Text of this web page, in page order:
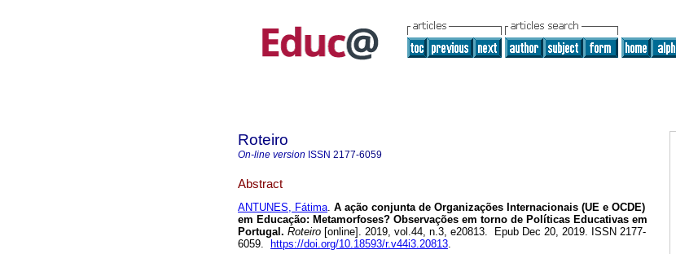
Roteiro
On-line version ISSN 2177-6059
Abstract
ANTUNES, Fátima. A ação conjunta de Organizações Internacionais (UE e OCDE)
em Educação: Metamorfoses? Observações em torno de Políticas Educativas em
Portugal. Roteiro [online]. 2019, vol.44, n.3, e20813. Epub Dec 20, 2019. ISSN 2177-
6059.
https://doi.org/10.18593/r.v44i3.20813.